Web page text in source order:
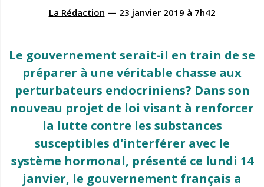
La Rédaction — 23 janvier 2019 à 7h42
Le gouvernement serait-il en train de se
préparer à une véritable chasse aux
perturbateurs endocriniens? Dans son
nouveau projet de loi visant à renforcer
la lutte contre les substances
susceptibles d'interférer avec le
système hormonal, présenté ce lundi 14
janvier, le gouvernement français a